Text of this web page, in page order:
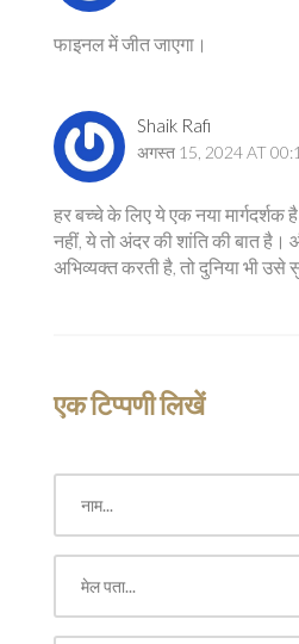
फाइनल में जीत जाएगा।
Shaik Rafi
अगस्त 15, 2024 AT
हर बच्चे के लिए ये एक नया मार्गदर्शक
नहीं, ये तो अंदर की शांति की बात
अभिव्यक्त करती है, तो दुनिया भी उसे
एक टिप्पणी लिखें